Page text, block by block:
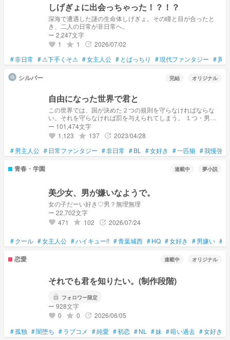
しげぎょに出会っちゃった！？！？
深海で遭遇した謎の生命体しげぎょ。その瞳と目が合ったと
き、二人の日常が非日常へ。
ー 2,247文字
favorite 1 grade 1 update 2026/07/02
#非日常 #⚠下手くそ⚠ #女主人公 # とばっちり #現代ファンタジー #異
シルバー 完結 オリジナル
自由になった世界で君と
この世界では、国が決めた２つの規則を守らなければならな
い。それを守らなければ罰を与えられてしまう。 １つ・男な
ら男らしく、女なら女らしく生きること。１つ・異性を好きに
なること。 そんな世界だから、〝俺〟は自分を押し殺して生
きていた。周りにだって沢山そういう人がいるはず。それに何
より俺自身が罰を受けることが怖かった。俺はどうすればいい
んだ。
ー 101,474文字
favorite 1,123 grade 137 update 2023/04/28
#男主人公 # 日常ファンタジー #非日常 #BL #女好き #一匹狼 #我慢強い
青春・学園 連載中 夢小説
美少女、男が嫌いなようで。
女の子だーい好き♡男？無理無理
ー 22,702文字
favorite 471 grade 102 update 2026/07/24
#クール #女主人公 #ハイキュー!! #青葉城西 #HQ #女好き #男嫌い #
恋愛 連載中 オリジナル
それでも君を知りたい。(制作段階)
lock フォロワー限定
ー 928文字
favorite 0 grade 0 update 2026/06/05
#孤独 #闇堕ち #ラブコメ #純愛 #初恋 #NL #妹 #暗い過去 #女好き